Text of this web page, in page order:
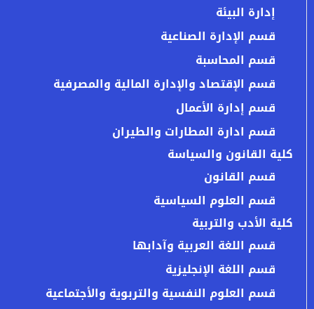
إدارة البيئة
قسم الإدارة الصناعية
قسم المحاسبة
قسم الإقتصاد والإدارة المالية والمصرفية
قسم إدارة الأعمال
قسم ادارة المطارات والطيران
كلية القانون والسياسة
قسم القانون
قسم العلوم السياسية
كلية الأدب والتربية
قسم اللغة العربية وآدابها
قسم اللغة الإنجليزية
قسم العلوم النفسية والتربوية والأجتماعية